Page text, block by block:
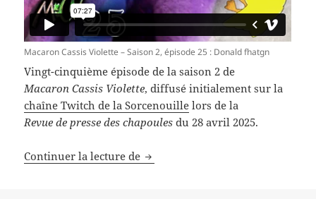
Macaron Cassis Violette – Saison 2, épisode 25 : Donald fhatgn
Vingt-cinquième épisode de la saison 2 de
Macaron Cassis Violette, diffusé initialement sur la
chaîne Twitch de la Sorcenouille lors de la
Revue de presse des chapoules du 28 avril 2025.
Continuer la lecture de Macaron Cassis Violette – Saison